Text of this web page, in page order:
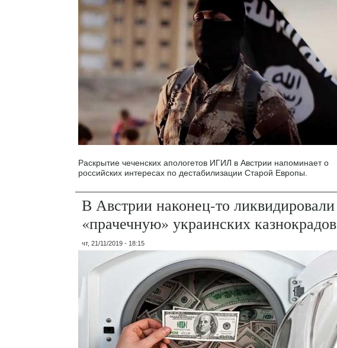
Раскрытие чеченских апологетов ИГИЛ в Австрии напоминает о
российских интересах по дестабилизации Старой Европы.
В Австрии наконец-то ликвидировали
«прачечную» украинских казнокрадов
чт, 21/11/2019 - 18:15